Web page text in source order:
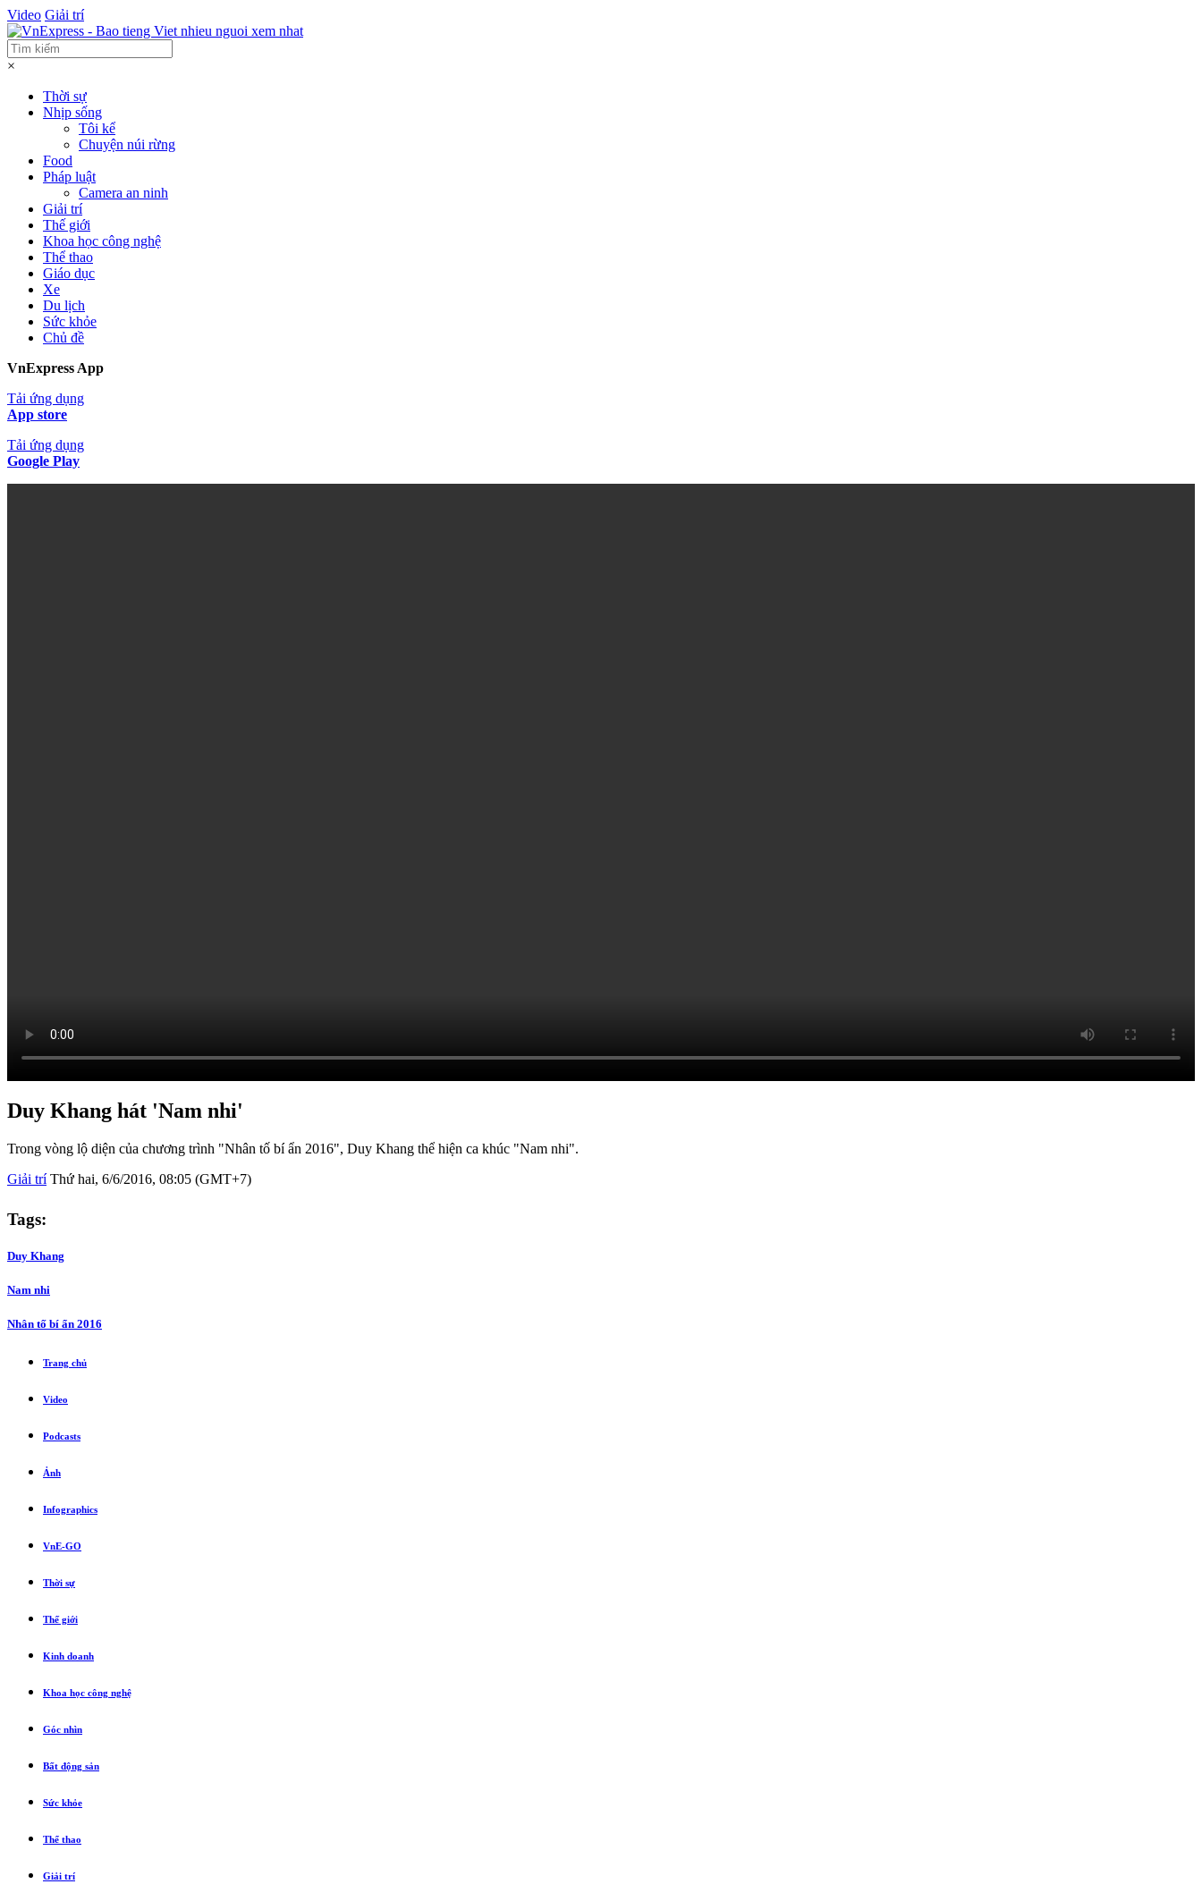
Video Giải trí
×
Thời sự
Nhịp sống
Tôi kể
Chuyện núi rừng
Food
Pháp luật
Camera an ninh
Giải trí
Thế giới
Khoa học công nghệ
Thể thao
Giáo dục
Xe
Du lịch
Sức khỏe
Chủ đề
VnExpress App
Tải ứng dụng
App store
Tải ứng dụng
Google Play
Duy Khang hát 'Nam nhi'
Trong vòng lộ diện của chương trình "Nhân tố bí ẩn 2016", Duy Khang thể hiện ca khúc "Nam nhi".
Giải trí Thứ hai, 6/6/2016, 08:05 (GMT+7)
Tags:
Duy Khang
Nam nhi
Nhân tố bí ẩn 2016
Trang chủ
Video
Podcasts
Ảnh
Infographics
VnE-GO
Thời sự
Thế giới
Kinh doanh
Khoa học công nghệ
Góc nhìn
Bất động sản
Sức khỏe
Thể thao
Giải trí